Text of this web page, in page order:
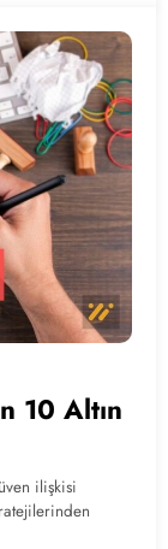
10 Altın
ilişkisi